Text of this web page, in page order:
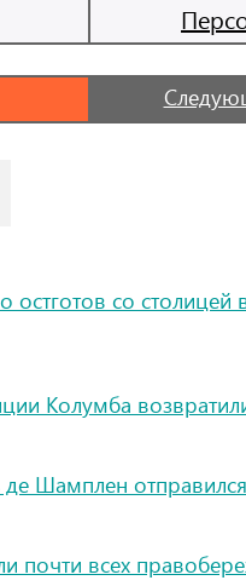
остготов со столицей
Колумба
де Шамплен
почти всех